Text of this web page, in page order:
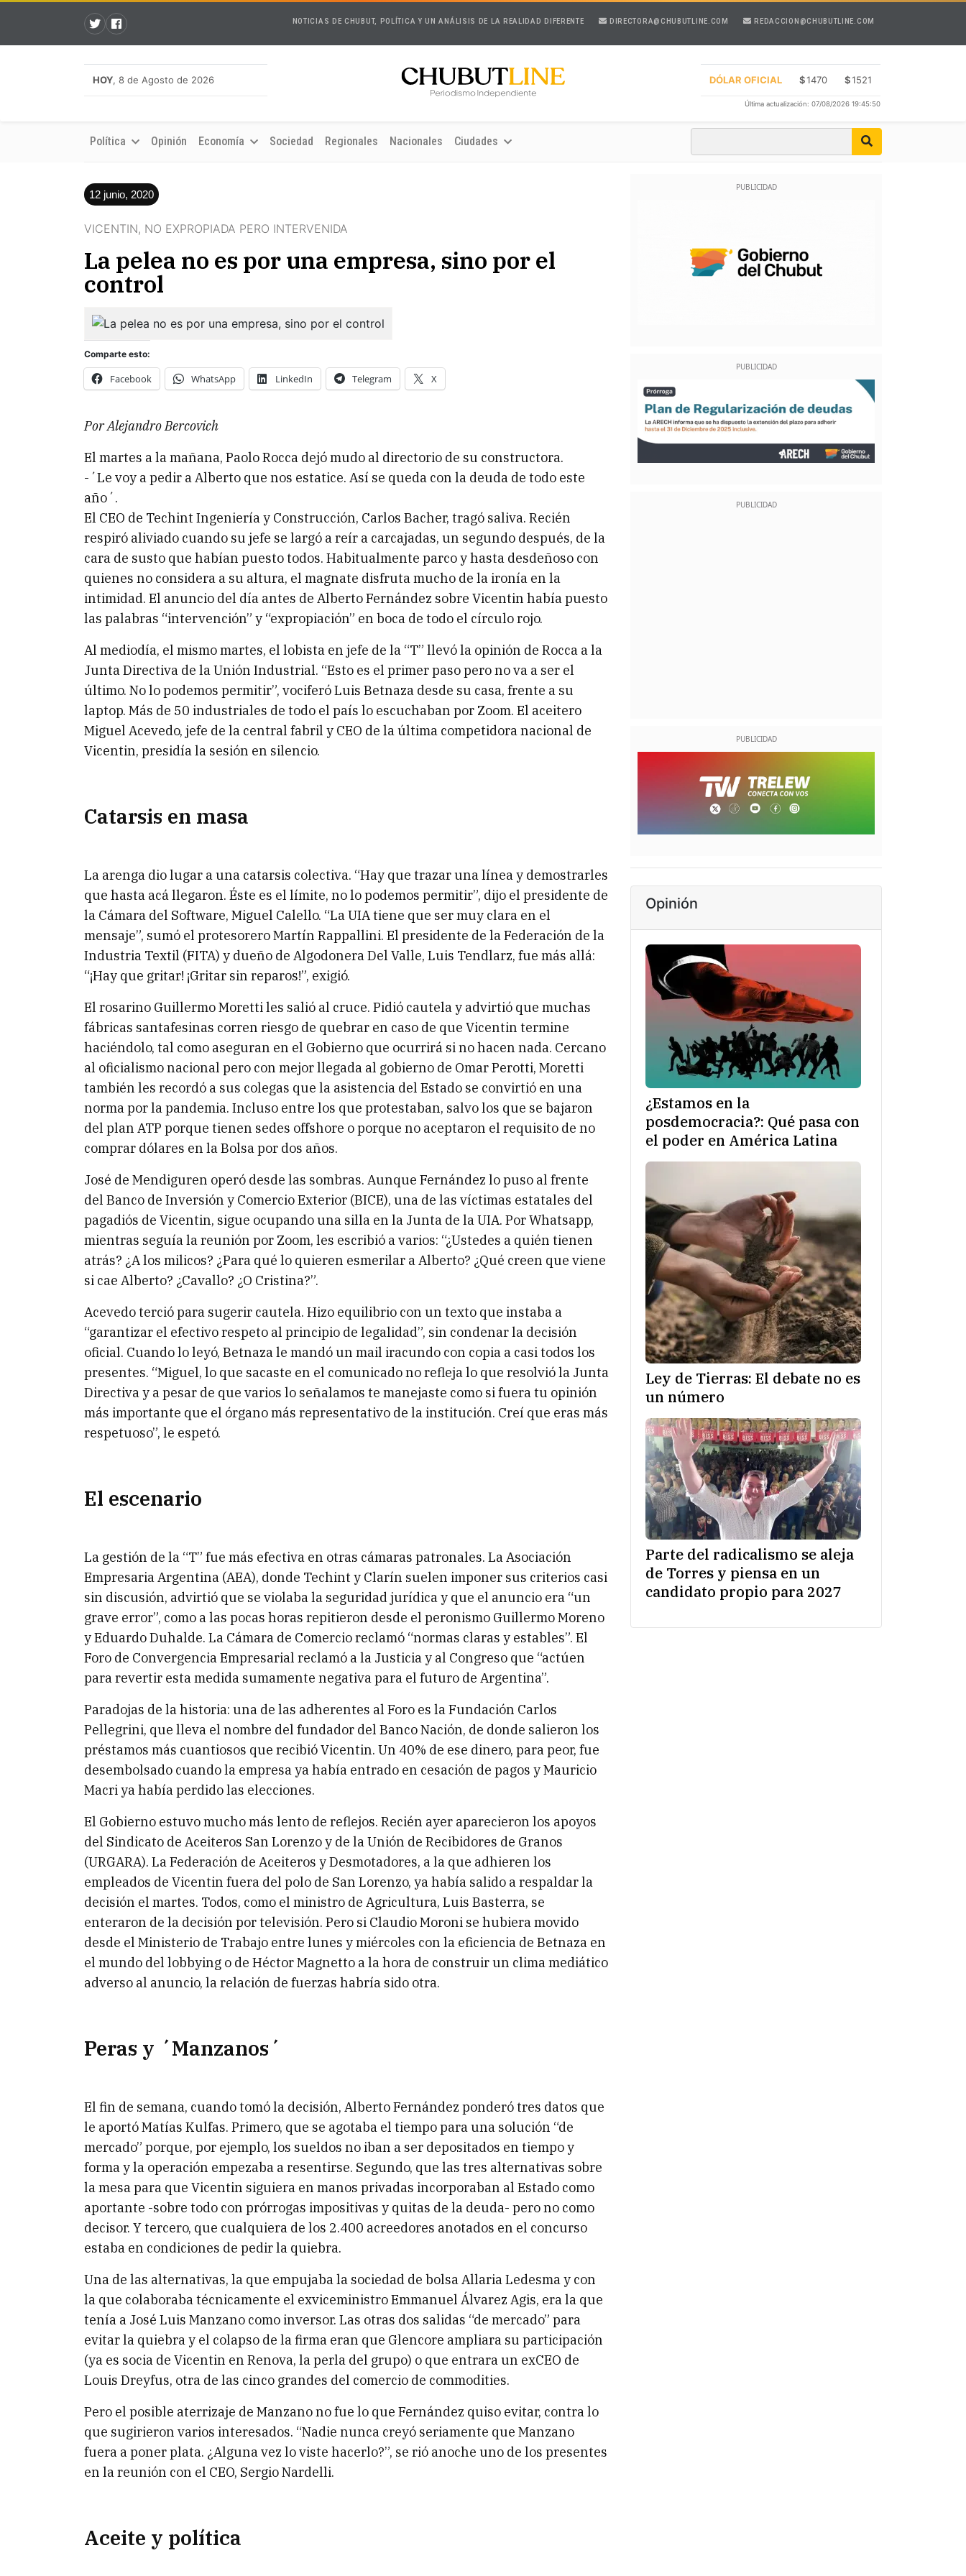
NOTICIAS DE CHUBUT, POLÍTICA Y UN ANÁLISIS DE LA REALIDAD DIFERENTE DIRECTORA@CHUBUTLINE.COM REDACCION@CHUBUTLINE.COM
HOY, 8 de Agosto de 2026 DÓLAR OFICIAL $1470 $1521
Última actualización: 07/08/2026 19:45:50
Política Opinión Economía Sociedad Regionales Nacionales Ciudades
12 junio, 2020
VICENTIN, NO EXPROPIADA PERO INTERVENIDA
La pelea no es por una empresa, sino por el
control
Comparte esto:
Facebook WhatsApp LinkedIn Telegram X
Por Alejandro Bercovich
El martes a la mañana, Paolo Rocca dejó mudo al directorio de su constructora.
-´Le voy a pedir a Alberto que nos estatice. Así se queda con la deuda de todo este
año´.
El CEO de Techint Ingeniería y Construcción, Carlos Bacher, tragó saliva. Recién
respiró aliviado cuando su jefe se largó a reír a carcajadas, un segundo después, de la
cara de susto que habían puesto todos. Habitualmente parco y hasta desdeñoso con
quienes no considera a su altura, el magnate disfruta mucho de la ironía en la
intimidad. El anuncio del día antes de Alberto Fernández sobre Vicentin había puesto
las palabras “intervención” y “expropiación” en boca de todo el círculo rojo.
Al mediodía, el mismo martes, el lobista en jefe de la “T” llevó la opinión de Rocca a la
Junta Directiva de la Unión Industrial. “Esto es el primer paso pero no va a ser el
último. No lo podemos permitir”, vociferó Luis Betnaza desde su casa, frente a su
laptop. Más de 50 industriales de todo el país lo escuchaban por Zoom. El aceitero
Miguel Acevedo, jefe de la central fabril y CEO de la última competidora nacional de
Vicentin, presidía la sesión en silencio.
Catarsis en masa
La arenga dio lugar a una catarsis colectiva. “Hay que trazar una línea y demostrarles
que hasta acá llegaron. Éste es el límite, no lo podemos permitir”, dijo el presidente de
la Cámara del Software, Miguel Calello. “La UIA tiene que ser muy clara en el
mensaje”, sumó el protesorero Martín Rappallini. El presidente de la Federación de la
Industria Textil (FITA) y dueño de Algodonera Del Valle, Luis Tendlarz, fue más allá:
“¡Hay que gritar! ¡Gritar sin reparos!”, exigió.
El rosarino Guillermo Moretti les salió al cruce. Pidió cautela y advirtió que muchas
fábricas santafesinas corren riesgo de quebrar en caso de que Vicentin termine
haciéndolo, tal como aseguran en el Gobierno que ocurrirá si no hacen nada. Cercano
al oficialismo nacional pero con mejor llegada al gobierno de Omar Perotti, Moretti
también les recordó a sus colegas que la asistencia del Estado se convirtió en una
norma por la pandemia. Incluso entre los que protestaban, salvo los que se bajaron
del plan ATP porque tienen sedes offshore o porque no aceptaron el requisito de no
comprar dólares en la Bolsa por dos años.
José de Mendiguren operó desde las sombras. Aunque Fernández lo puso al frente
del Banco de Inversión y Comercio Exterior (BICE), una de las víctimas estatales del
pagadiós de Vicentin, sigue ocupando una silla en la Junta de la UIA. Por Whatsapp,
mientras seguía la reunión por Zoom, les escribió a varios: “¿Ustedes a quién tienen
atrás? ¿A los milicos? ¿Para qué lo quieren esmerilar a Alberto? ¿Qué creen que viene
si cae Alberto? ¿Cavallo? ¿O Cristina?”.
Acevedo terció para sugerir cautela. Hizo equilibrio con un texto que instaba a
“garantizar el efectivo respeto al principio de legalidad”, sin condenar la decisión
oficial. Cuando lo leyó, Betnaza le mandó un mail iracundo con copia a casi todos los
presentes. “Miguel, lo que sacaste en el comunicado no refleja lo que resolvió la Junta
Directiva y a pesar de que varios lo señalamos te manejaste como si fuera tu opinión
más importante que el órgano más representativo de la institución. Creí que eras más
respetuoso”, le espetó.
El escenario
La gestión de la “T” fue más efectiva en otras cámaras patronales. La Asociación
Empresaria Argentina (AEA), donde Techint y Clarín suelen imponer sus criterios casi
sin discusión, advirtió que se violaba la seguridad jurídica y que el anuncio era “un
grave error”, como a las pocas horas repitieron desde el peronismo Guillermo Moreno
y Eduardo Duhalde. La Cámara de Comercio reclamó “normas claras y estables”. El
Foro de Convergencia Empresarial reclamó a la Justicia y al Congreso que “actúen
para revertir esta medida sumamente negativa para el futuro de Argentina”.
Paradojas de la historia: una de las adherentes al Foro es la Fundación Carlos
Pellegrini, que lleva el nombre del fundador del Banco Nación, de donde salieron los
préstamos más cuantiosos que recibió Vicentin. Un 40% de ese dinero, para peor, fue
desembolsado cuando la empresa ya había entrado en cesación de pagos y Mauricio
Macri ya había perdido las elecciones.
El Gobierno estuvo mucho más lento de reflejos. Recién ayer aparecieron los apoyos
del Sindicato de Aceiteros San Lorenzo y de la Unión de Recibidores de Granos
(URGARA). La Federación de Aceiteros y Desmotadores, a la que adhieren los
empleados de Vicentin fuera del polo de San Lorenzo, ya había salido a respaldar la
decisión el martes. Todos, como el ministro de Agricultura, Luis Basterra, se
enteraron de la decisión por televisión. Pero si Claudio Moroni se hubiera movido
desde el Ministerio de Trabajo entre lunes y miércoles con la eficiencia de Betnaza en
el mundo del lobbying o de Héctor Magnetto a la hora de construir un clima mediático
adverso al anuncio, la relación de fuerzas habría sido otra.
Peras y ´Manzanos´
El fin de semana, cuando tomó la decisión, Alberto Fernández ponderó tres datos que
le aportó Matías Kulfas. Primero, que se agotaba el tiempo para una solución “de
mercado” porque, por ejemplo, los sueldos no iban a ser depositados en tiempo y
forma y la operación empezaba a resentirse. Segundo, que las tres alternativas sobre
la mesa para que Vicentin siguiera en manos privadas incorporaban al Estado como
aportante -sobre todo con prórrogas impositivas y quitas de la deuda- pero no como
decisor. Y tercero, que cualquiera de los 2.400 acreedores anotados en el concurso
estaba en condiciones de pedir la quiebra.
Una de las alternativas, la que empujaba la sociedad de bolsa Allaria Ledesma y con
la que colaboraba técnicamente el exviceministro Emmanuel Álvarez Agis, era la que
tenía a José Luis Manzano como inversor. Las otras dos salidas “de mercado” para
evitar la quiebra y el colapso de la firma eran que Glencore ampliara su participación
(ya es socia de Vicentin en Renova, la perla del grupo) o que entrara un exCEO de
Louis Dreyfus, otra de las cinco grandes del comercio de commodities.
Pero el posible aterrizaje de Manzano no fue lo que Fernández quiso evitar, contra lo
que sugirieron varios interesados. “Nadie nunca creyó seriamente que Manzano
fuera a poner plata. ¿Alguna vez lo viste hacerlo?”, se rió anoche uno de los presentes
en la reunión con el CEO, Sergio Nardelli.
Aceite y política
Opinión
¿Estamos en la
posdemocracia?: Qué pasa con
el poder en América Latina
Ley de Tierras: El debate no es
un número
Parte del radicalismo se aleja
de Torres y piensa en un
candidato propio para 2027